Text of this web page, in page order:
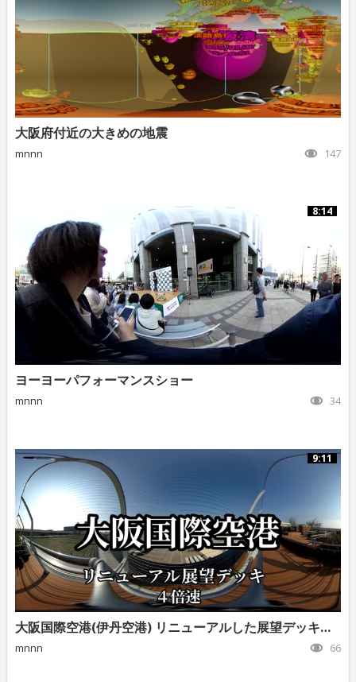
大阪府付近の大きめの地震
mnnn 147
8:14
ヨーヨーパフォーマンスショー
mnnn 34
9:11
大阪国際空港(伊丹空港) リニューアルした展望デッキより
mnnn 66